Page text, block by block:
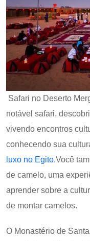
Safari no Deserto
notável safari,
vivendo encontros
conhecendo sua
luxo no Egito.Você
de camelo, uma
aprender sobre a
de montar camelos.
O Monastério de